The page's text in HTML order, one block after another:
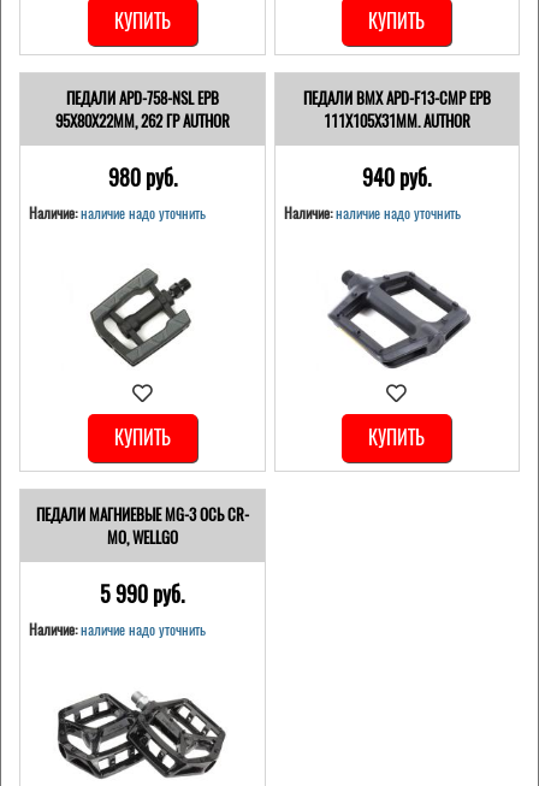
КУПИТЬ КУПИТЬ
ПЕДАЛИ APD-758-NSL EPB
95X80X22ММ, 262 ГР AUTHOR
980 pуб.
Наличие:наличие надо уточнить
КУПИТЬ
ПЕДАЛИ BMX APD-F13-CMP EPB
111X105X31ММ. AUTHOR
940 pуб.
Наличие: наличие надо уточнить
КУПИТЬ
ПЕДАЛИ МАГНИЕВЫЕ MG-3 ОСЬ CR-
MO, WELLGO
5 990 pуб.
Наличие:наличие надо уточнить